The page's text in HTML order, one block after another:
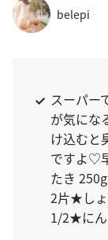
belepi
スーパー
が気にな
け込むと
ですよ♡
たき
2片★し
1/2★にん